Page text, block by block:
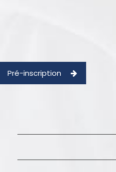
Pré-inscription